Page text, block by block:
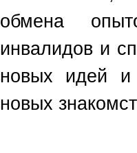
обмена
инвалидов и
новых идей и
новых